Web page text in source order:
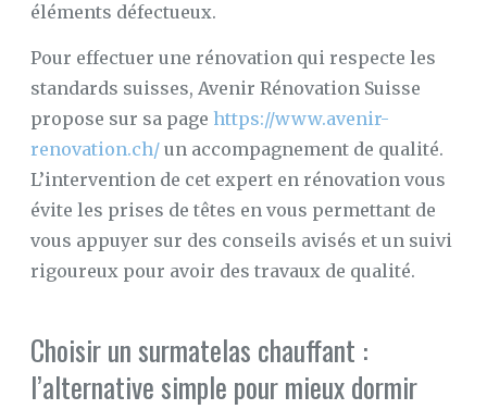
éléments défectueux.
Pour effectuer une rénovation qui respecte les
standards suisses, Avenir Rénovation Suisse
propose sur sa page https://www.avenir-
renovation.ch/ un accompagnement de qualité.
L’intervention de cet expert en rénovation vous
évite les prises de têtes en vous permettant de
vous appuyer sur des conseils avisés et un suivi
rigoureux pour avoir des travaux de qualité.
Choisir un surmatelas chauffant :
l’alternative simple pour mieux dormir